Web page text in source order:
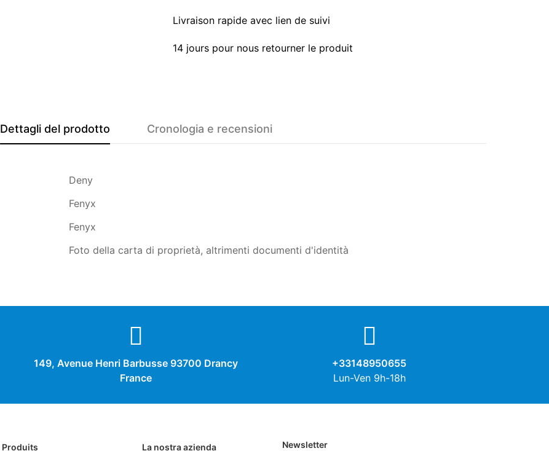
Livraison rapide avec lien de suivi
14 jours pour nous retourner le produit
Dettagli del prodotto Cronologia e recensioni
Deny
Fenyx
Fenyx
Foto della carta di proprietà, altrimenti documenti d'identità
149, Avenue Henri Barbusse 93700 Drancy
France
+33148950655
Lun-Ven 9h-18h
Produits La nostra azienda Newsletter